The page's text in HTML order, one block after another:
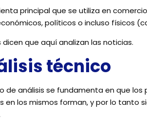
principal que se utiliza en
políticos o incluso físicos
dicen que aquí analizan las noticias.
técnico
de análisis se fundamenta en que
en los mismos forman, y por lo tanto